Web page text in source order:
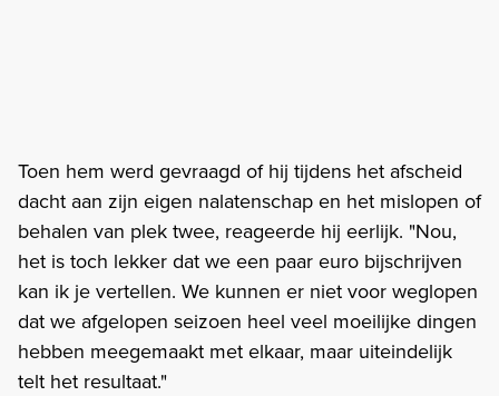
Toen hem werd gevraagd of hij tijdens het afscheid
dacht aan zijn eigen nalatenschap en het mislopen of
behalen van plek twee, reageerde hij eerlijk. "Nou,
het is toch lekker dat we een paar euro bijschrijven
kan ik je vertellen. We kunnen er niet voor weglopen
dat we afgelopen seizoen heel veel moeilijke dingen
hebben meegemaakt met elkaar, maar uiteindelijk
telt het resultaat."